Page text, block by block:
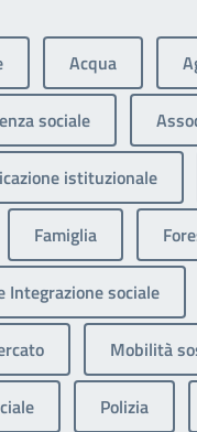
Acqua
sociale
istituzionale
Famiglia
Integrazione sociale
Mobilità
Polizia